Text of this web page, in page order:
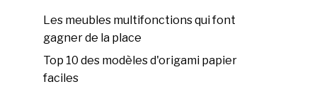
Les meubles multifonctions qui font
gagner de la place
Top 10 des modèles d'origami papier
faciles